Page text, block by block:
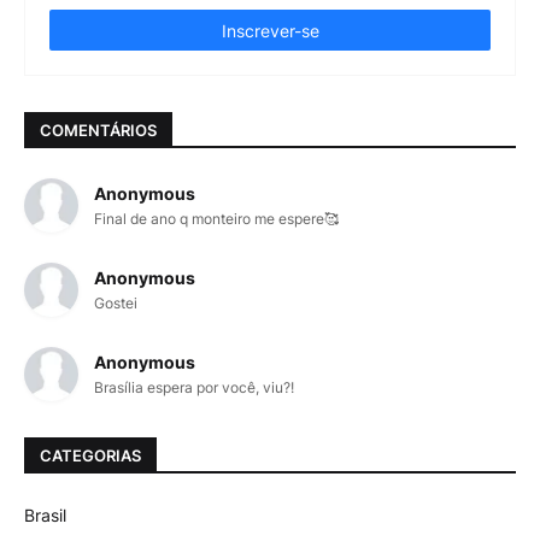
COMENTÁRIOS
Anonymous
Final de ano q monteiro me espere🥰
Anonymous
Gostei
Anonymous
Brasília espera por você, viu?!
CATEGORIAS
Brasil